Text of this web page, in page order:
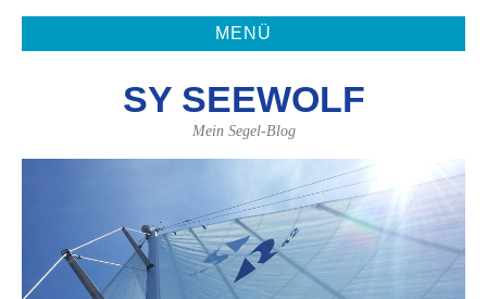
MENÜ
SY SEEWOLF
Mein Segel-Blog